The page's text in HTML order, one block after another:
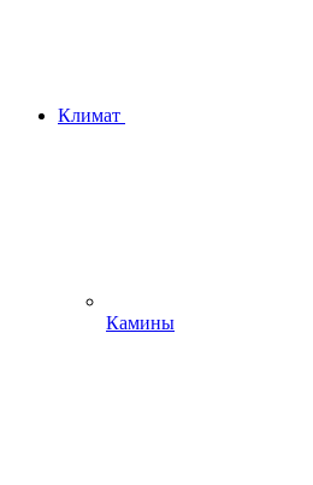
Климат
Камины